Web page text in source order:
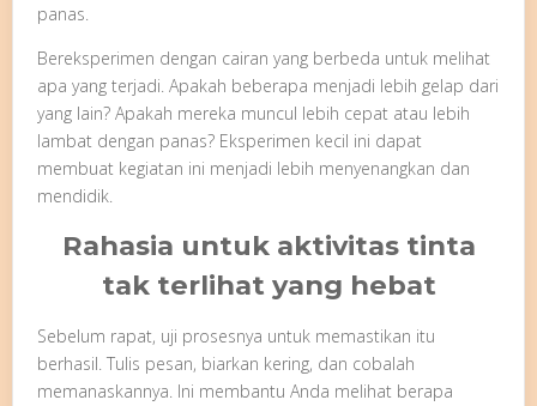
panas.
Bereksperimen dengan cairan yang berbeda untuk melihat
apa yang terjadi. Apakah beberapa menjadi lebih gelap dari
yang lain? Apakah mereka muncul lebih cepat atau lebih
lambat dengan panas? Eksperimen kecil ini dapat
membuat kegiatan ini menjadi lebih menyenangkan dan
mendidik.
Rahasia untuk aktivitas tinta
tak terlihat yang hebat
Sebelum rapat, uji prosesnya untuk memastikan itu
berhasil. Tulis pesan, biarkan kering, dan cobalah
memanaskannya. Ini membantu Anda melihat berapa